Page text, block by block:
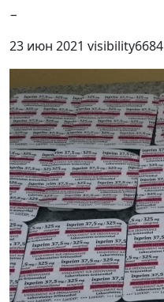
−
23 июн 2021 visibility6684